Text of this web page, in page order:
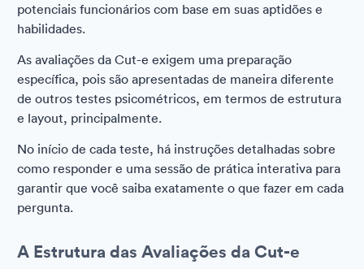
potenciais funcionários com base em suas aptidões e
habilidades.
As avaliações da Cut-e exigem uma preparação
específica, pois são apresentadas de maneira diferente
de outros testes psicométricos, em termos de estrutura
e layout, principalmente.
No início de cada teste, há instruções detalhadas sobre
como responder e uma sessão de prática interativa para
garantir que você saiba exatamente o que fazer em cada
pergunta.
A Estrutura das Avaliações da Cut-e